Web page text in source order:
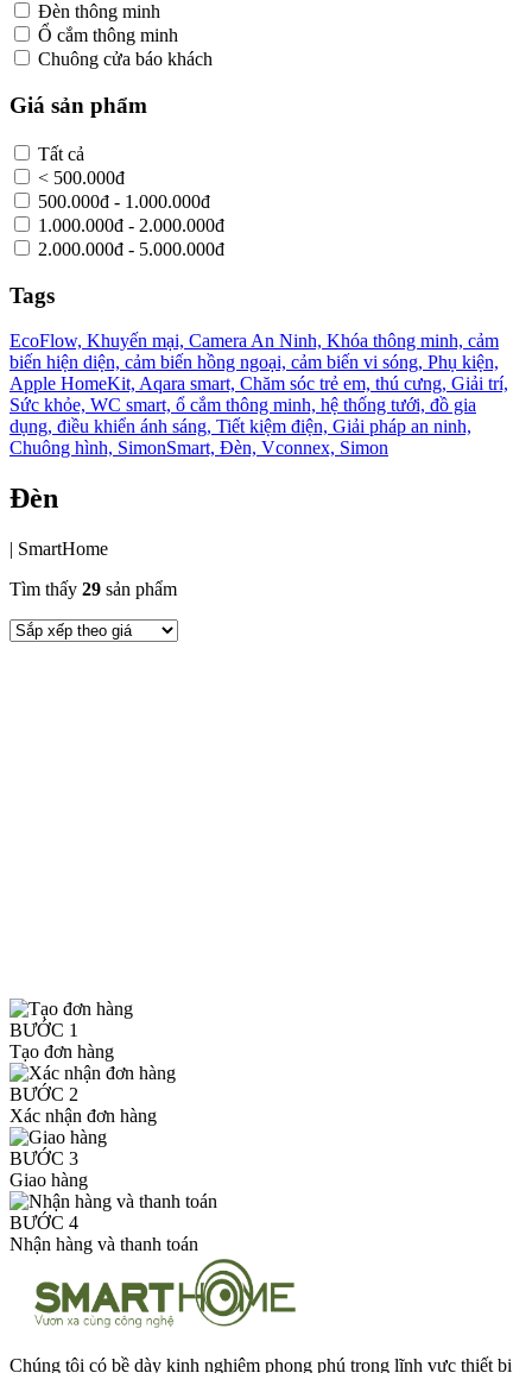
Đèn thông minh
Ổ cắm thông minh
Chuông cửa báo khách
Giá sản phẩm
Tất cả
< 500.000đ
500.000đ - 1.000.000đ
1.000.000đ - 2.000.000đ
2.000.000đ - 5.000.000đ
Tags
EcoFlow, Khuyến mại, Camera An Ninh, Khóa thông minh, cảm
biến hiện diện, cảm biến hồng ngoại, cảm biến vi sóng, Phụ kiện,
Apple HomeKit, Aqara smart, Chăm sóc trẻ em, thú cưng, Giải trí,
Sức khỏe, WC smart, ổ cắm thông minh, hệ thống tưới, đồ gia
dụng, điều khiển ánh sáng, Tiết kiệm điện, Giải pháp an ninh,
Chuông hình, SimonSmart, Đèn, Vconnex, Simon
Đèn
| SmartHome
Tìm thấy 29 sản phẩm
BƯỚC 1
Tạo đơn hàng
BƯỚC 2
Xác nhận đơn hàng
BƯỚC 3
Giao hàng
BƯỚC 4
Nhận hàng và thanh toán
Chúng tôi có bề dày kinh nghiệm phong phú trong lĩnh vực thiết bị